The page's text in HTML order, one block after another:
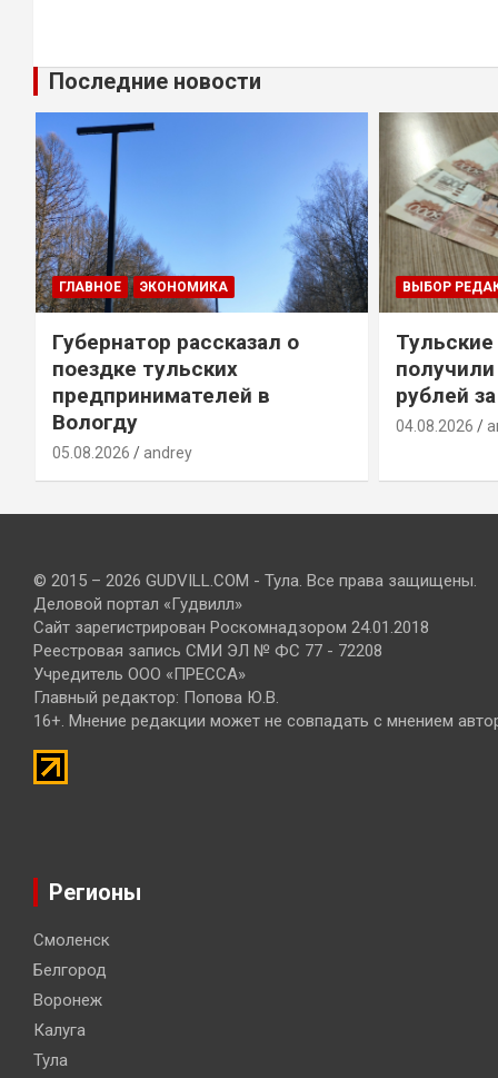
Последние новости
ГЛАВНОЕ ЭКОНОМИКА
Губернатор рассказал о
поездке тульских
предпринимателей в
Вологду
05.08.2026 andrey
ВЫБОР
рублей
04.08.2026
© 2015 – 2026 GUDVILL.COM - Тула. Все права защищены.
Деловой портал «Гудвилл»
Сайт зарегистрирован Роскомнадзором 24.01.2018
Реестровая запись СМИ ЭЛ № ФС 77 - 72208
Учредитель ООО «ПРЕССА»
Главный редактор: Попова Ю.В.
16+. Мнение редакции может не совпадать с мнением
Регионы
Смоленск
Белгород
Воронеж
Калуга
Тула